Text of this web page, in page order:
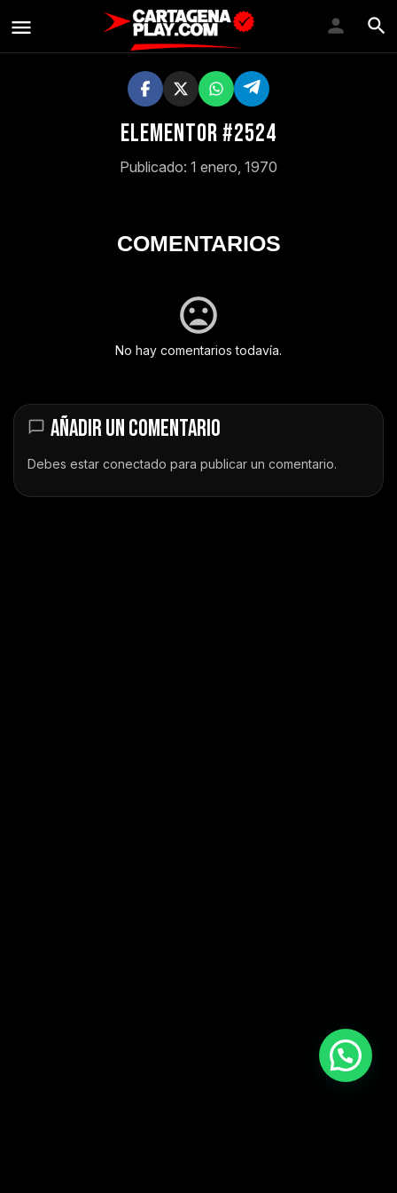
Elementor #2524
Publicado: 1 enero, 1970
COMENTARIOS
No hay comentarios todavía.
AÑADIR UN COMENTARIO
Debes estar conectado para publicar un comentario.